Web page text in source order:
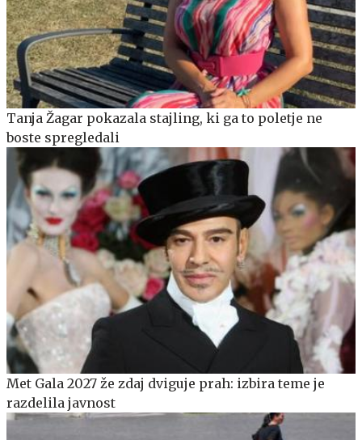
Tanja Žagar pokazala stajling, ki ga to poletje ne
boste spregledali
Met Gala 2027 že zdaj dviguje prah: izbira teme je
razdelila javnost